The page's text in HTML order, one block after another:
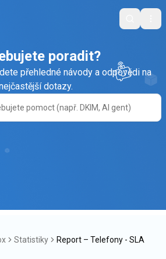
Search
poradit?
přehledné návody a odpovědi na
dotazy.
Statistiky Report – Telefony - SLA